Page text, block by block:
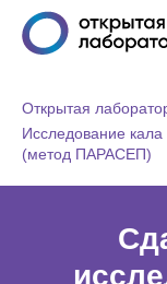
Открытая
Исследование
(метод ПАРАСЕП)